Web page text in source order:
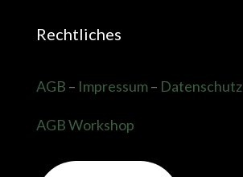
Rechtliches
AGB – Impressum– Datenschutz
AGB Workshop